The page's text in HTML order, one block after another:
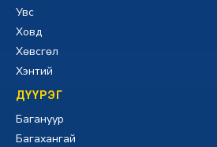
Увс
Ховд
Хөвсгөл
Хэнтий
ДҮҮРЭГ
Багануур
Багахангай